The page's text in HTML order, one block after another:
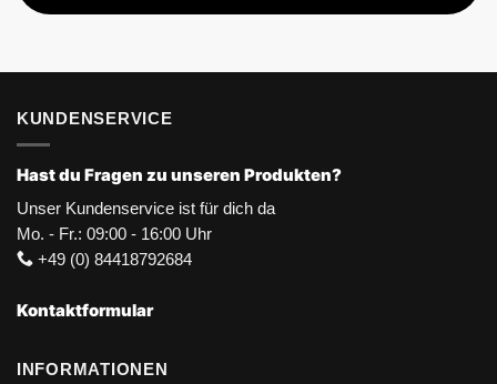
KUNDENSERVICE
Hast du Fragen zu unseren Produkten?
Unser Kundenservice ist für dich da
Mo. - Fr.: 09:00 - 16:00 Uhr
+49 (0) 84418792684
Kontaktformular
INFORMATIONEN